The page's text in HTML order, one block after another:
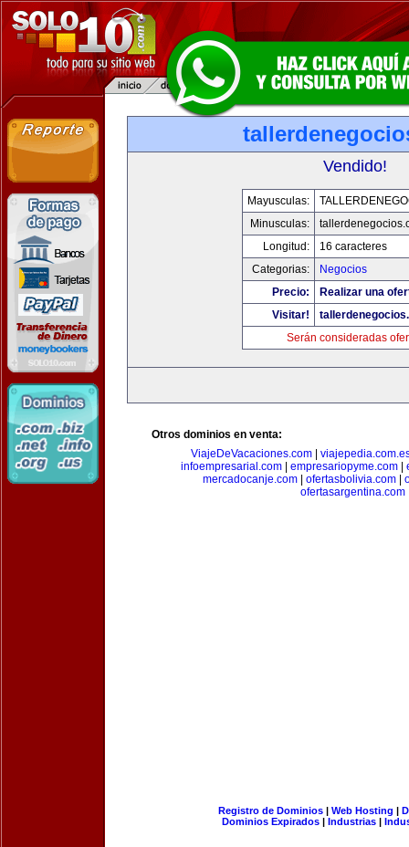
Vendido!
Mayusculas:
Minusculas:
Longitud:
16 caracteres
Categorias:
Negocios
Precio:
Realizar una
Visitar!
Serán consideradas
Otros dominios en venta:
ViajeDeVacaciones.com
infoempresarial.com| empresariopyme.com|
mercadocanje.com
ofertasbolivia.com
ofertasargentina.com
Registro de Dominios| Web Hosting |
Dominios Expirados | Industrias |